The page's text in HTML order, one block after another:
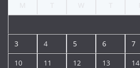
3 4 5 6 7
10 11 12 13 14